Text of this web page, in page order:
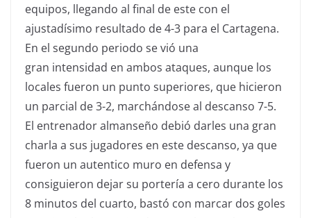
equipos, llegando al final de este con el
ajustadísimo resultado de 4-3 para el Cartagena.
En el segundo periodo se vió una
gran intensidad en ambos ataques, aunque los
locales fueron un punto superiores, que hicieron
un parcial de 3-2, marchándose al descanso 7-5.
El entrenador almanseño debió darles una gran
charla a sus jugadores en este descanso, ya que
fueron un autentico muro en defensa y
consiguieron dejar su portería a cero durante los
8 minutos del cuarto, bastó con marcar dos goles